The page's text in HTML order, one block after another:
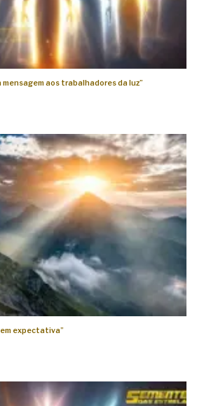
mensagem aos trabalhadores da luz”
expectativa”